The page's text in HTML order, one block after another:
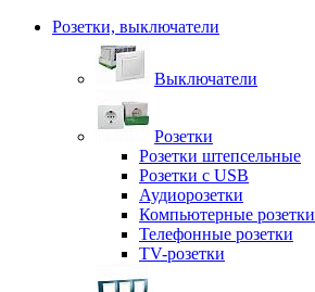
Розетки, выключатели
Выключатели
Розетки
Розетки штепсельные
Розетки с USB
Аудиорозетки
Компьютерные розетки
Телефонные розетки
TV-розетки